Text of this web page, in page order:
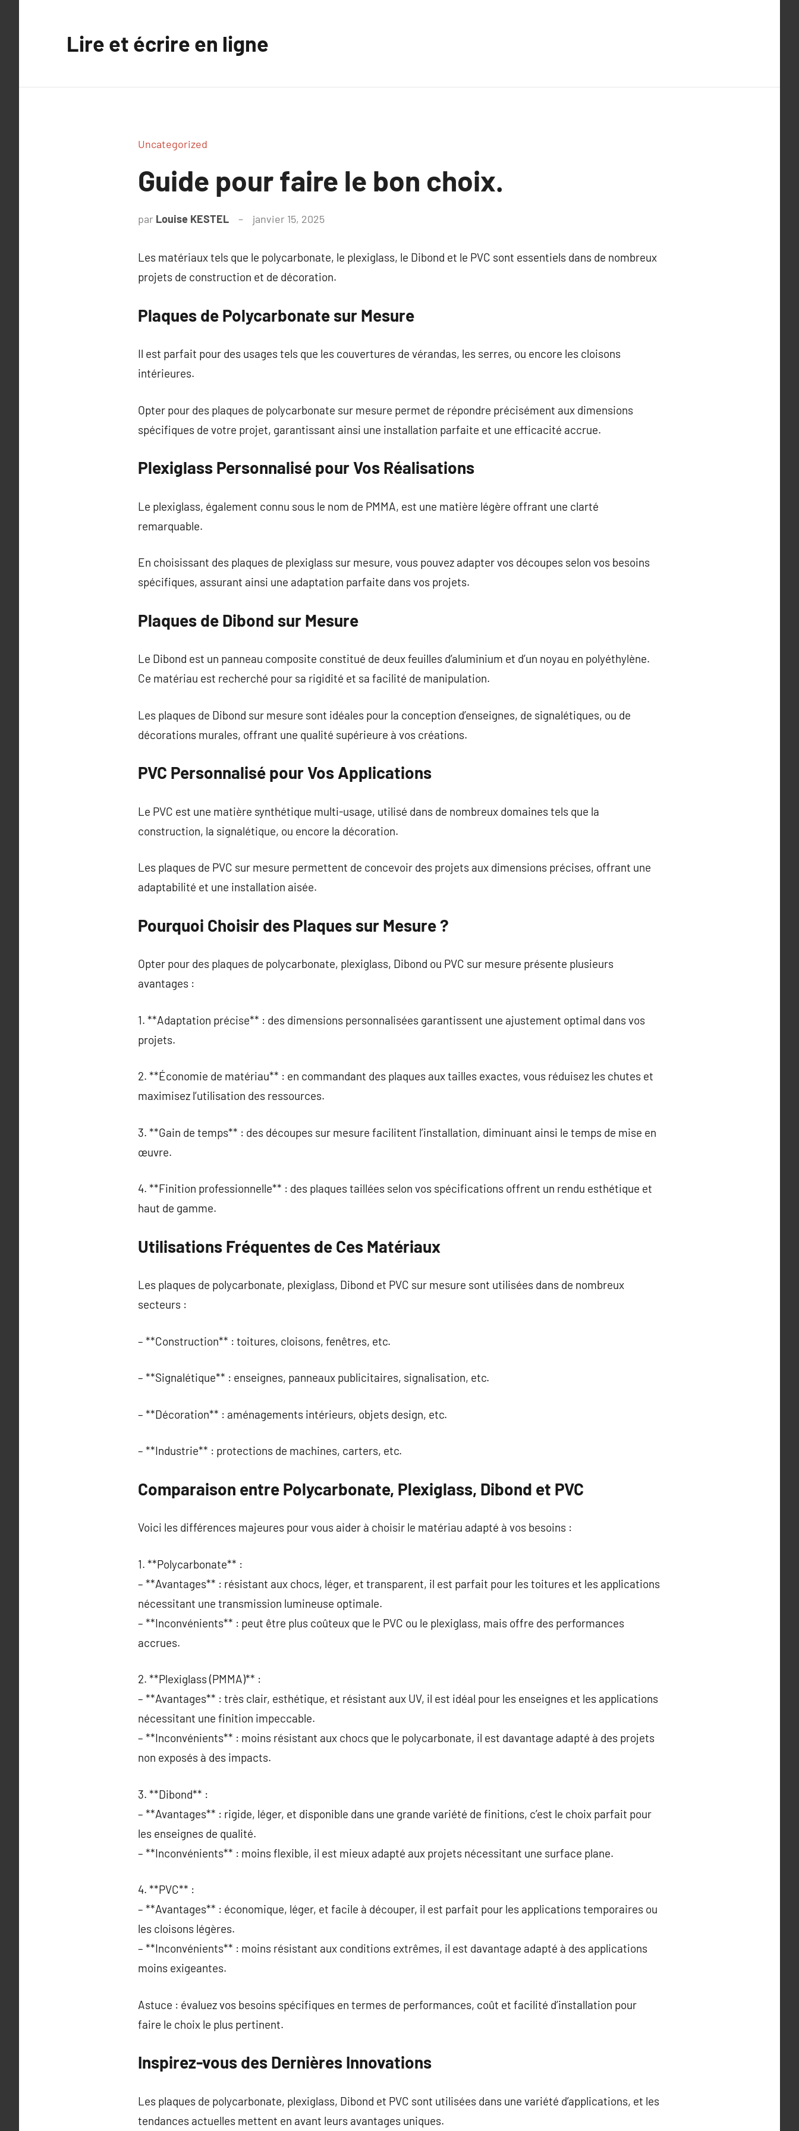
Lire et écrire en ligne
Uncategorized
Guide pour faire le bon choix.
par Louise KESTEL janvier 15, 2025
Les matériaux tels que le polycarbonate, le plexiglass, le Dibond et le PVC sont essentiels dans de nombreux
projets de construction et de décoration.
Plaques de Polycarbonate sur Mesure
Il est parfait pour des usages tels que les couvertures de vérandas, les serres, ou encore les cloisons
intérieures.
Opter pour des plaques de polycarbonate sur mesure permet de répondre précisément aux dimensions
spécifiques de votre projet, garantissant ainsi une installation parfaite et une efficacité accrue.
Plexiglass Personnalisé pour Vos Réalisations
Le plexiglass, également connu sous le nom de PMMA, est une matière légère offrant une clarté
remarquable.
En choisissant des plaques de plexiglass sur mesure, vous pouvez adapter vos découpes selon vos besoins
spécifiques, assurant ainsi une adaptation parfaite dans vos projets.
Plaques de Dibond sur Mesure
Le Dibond est un panneau composite constitué de deux feuilles d’aluminium et d’un noyau en polyéthylène.
Ce matériau est recherché pour sa rigidité et sa facilité de manipulation.
Les plaques de Dibond sur mesure sont idéales pour la conception d’enseignes, de signalétiques, ou de
décorations murales, offrant une qualité supérieure à vos créations.
PVC Personnalisé pour Vos Applications
Le PVC est une matière synthétique multi-usage, utilisé dans de nombreux domaines tels que la
construction, la signalétique, ou encore la décoration.
Les plaques de PVC sur mesure permettent de concevoir des projets aux dimensions précises, offrant une
adaptabilité et une installation aisée.
Pourquoi Choisir des Plaques sur Mesure ?
Opter pour des plaques de polycarbonate, plexiglass, Dibond ou PVC sur mesure présente plusieurs
avantages :
1. **Adaptation précise** : des dimensions personnalisées garantissent une ajustement optimal dans vos
projets.
2. **Économie de matériau** : en commandant des plaques aux tailles exactes, vous réduisez les chutes et
maximisez l’utilisation des ressources.
3. **Gain de temps** : des découpes sur mesure facilitent l’installation, diminuant ainsi le temps de mise en
œuvre.
4. **Finition professionnelle** : des plaques taillées selon vos spécifications offrent un rendu esthétique et
haut de gamme.
Utilisations Fréquentes de Ces Matériaux
Les plaques de polycarbonate, plexiglass, Dibond et PVC sur mesure sont utilisées dans de nombreux
secteurs :
– **Construction** : toitures, cloisons, fenêtres, etc.
– **Signalétique** : enseignes, panneaux publicitaires, signalisation, etc.
– **Décoration** : aménagements intérieurs, objets design, etc.
– **Industrie** : protections de machines, carters, etc.
Comparaison entre Polycarbonate, Plexiglass, Dibond et PVC
Voici les différences majeures pour vous aider à choisir le matériau adapté à vos besoins :
1. **Polycarbonate** :
– **Avantages** : résistant aux chocs, léger, et transparent, il est parfait pour les toitures et les applications
nécessitant une transmission lumineuse optimale.
– **Inconvénients** : peut être plus coûteux que le PVC ou le plexiglass, mais offre des performances
accrues.
2. **Plexiglass (PMMA)** :
– **Avantages** : très clair, esthétique, et résistant aux UV, il est idéal pour les enseignes et les applications
nécessitant une finition impeccable.
– **Inconvénients** : moins résistant aux chocs que le polycarbonate, il est davantage adapté à des projets
non exposés à des impacts.
3. **Dibond** :
– **Avantages** : rigide, léger, et disponible dans une grande variété de finitions, c’est le choix parfait pour
les enseignes de qualité.
– **Inconvénients** : moins flexible, il est mieux adapté aux projets nécessitant une surface plane.
4. **PVC** :
– **Avantages** : économique, léger, et facile à découper, il est parfait pour les applications temporaires ou
les cloisons légères.
– **Inconvénients** : moins résistant aux conditions extrêmes, il est davantage adapté à des applications
moins exigeantes.
Astuce : évaluez vos besoins spécifiques en termes de performances, coût et facilité d’installation pour
faire le choix le plus pertinent.
Inspirez-vous des Dernières Innovations
Les plaques de polycarbonate, plexiglass, Dibond et PVC sont utilisées dans une variété d’applications, et les
tendances actuelles mettent en avant leurs avantages uniques.